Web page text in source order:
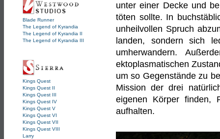
Blade Runner
The Legend of Kyrandia
The Legend of Kyrandia II
The Legend of Kyrandia III
Kings Quest
Kings Quest II
Kings Quest III
Kings Quest IV
Kings Quest V
Kings Quest VI
Kings Quest VII
Kings Quest VIII
Larry
unter einer Decke und
töten sollte. In
unheilvollen Spruch
landen, sondern sich
umherwandern.
ektoplasmatischen
um so Gegenstände zu
Mission der drei
eigenen Körper finden,
aufhalten.